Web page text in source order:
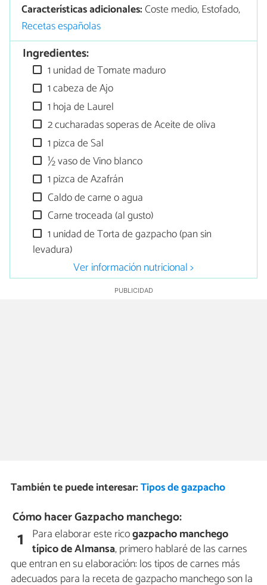
Características adicionales:Coste medio, Estofado,
Recetas españolas
Ingredientes:
1 unidad de Tomate maduro
1 cabeza de Ajo
1 hoja de Laurel
2 cucharadas soperas de Aceite de oliva
1 pizca de Sal
½ vaso de Vino blanco
1 pizca de Azafrán
Caldo de carne o agua
Carne troceada (al gusto)
1 unidad de Torta de gazpacho (pan sin
levadura)
Ver información nutricional >
También te puede interesar:Tipos de gazpacho
Cómo hacer Gazpacho manchego:
1 Para elaborar este ricogazpacho manchego
típico de Almansa, primero hablaré de las carnes
que entran en su elaboración: los tipos de carnes más
adecuados para la receta de gazpacho manchego son la